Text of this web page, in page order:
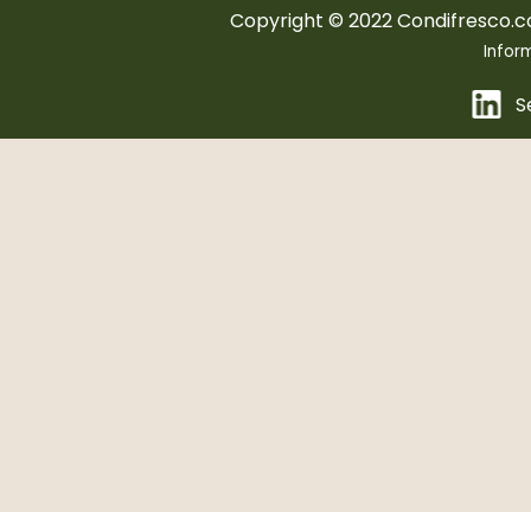
Copyright © 2022